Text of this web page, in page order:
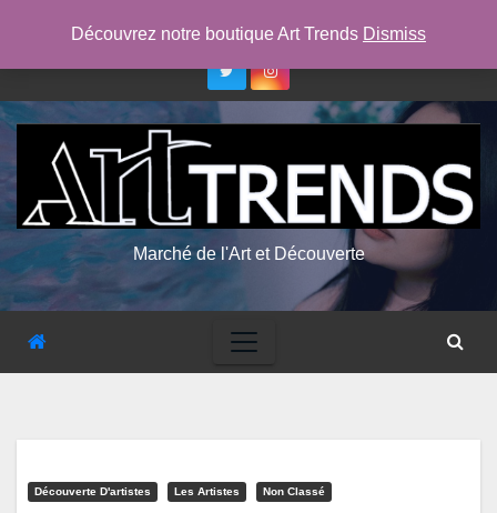
jeu. Août 6th, 2026 6:51:34 PM
Marché de l'Art et Découverte
Découverte D'artistes Les Artistes Non Classé
Découvrez notre boutique Art Trends Dismiss